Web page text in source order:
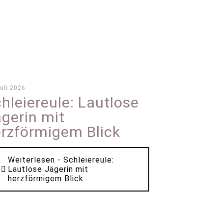
2026
Lautlose
mit
Blick
Weiterlesen - Schleiereule:
Lautlose Jägerin mit
herzförmigem Blick